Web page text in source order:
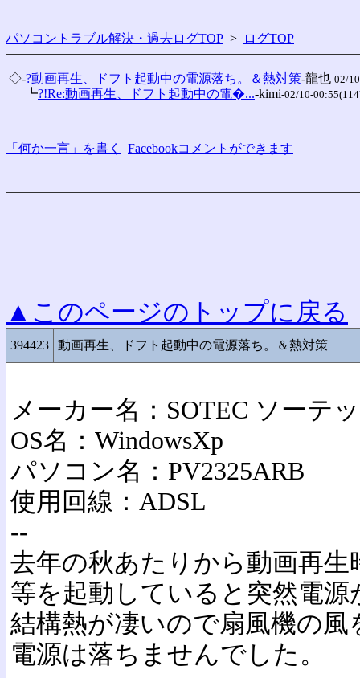
パソコントラブル解決・過去ログTOP > ログTOP
◇-?動画再生、ドフト起動中の電源落ち。＆熱対策-龍也-02/
┗?!Re:動画再生、ドフト起動中の電�...-kimi-02/10-
「何か一言」を書く Facebookコメントができます
▲このページのトップに戻る
394423 動画再生、ドフト起動中の電源落ち。＆熱対策
メーカー名：SOTEC ソーテ
OS名：WindowsXp
パソコン名：PV2325ARB
使用回線：ADSL
--
去年の秋あたりから動画再
等を起動していると突然電
結構熱が凄いので扇風機の
電源は落ちませんでした。